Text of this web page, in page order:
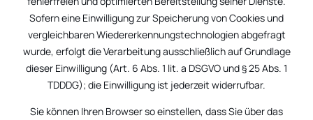
Sofern eine Einwilligung zur Speicherung von Cookies und
vergleichbaren Wiedererkennungstechnologien abgefragt
wurde, erfolgt die Verarbeitung ausschließlich auf Grundlage
dieser Einwilligung (Art. 6 Abs. 1 lit. a DSGVO und § 25 Abs. 1
TDDDG); die Einwilligung ist jederzeit widerrufbar.
Sie können Ihren Browser so einstellen, dass Sie über das